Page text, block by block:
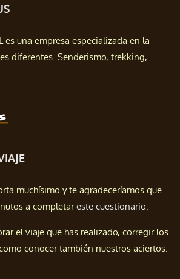
es una empresa especializada en la
diferentes. Senderismo, trekking,
muchísimo y te agradeceríamos que
a completareste cuestionario.
el viaje que has realizado, corregir los
conocer también nuestros aciertos.